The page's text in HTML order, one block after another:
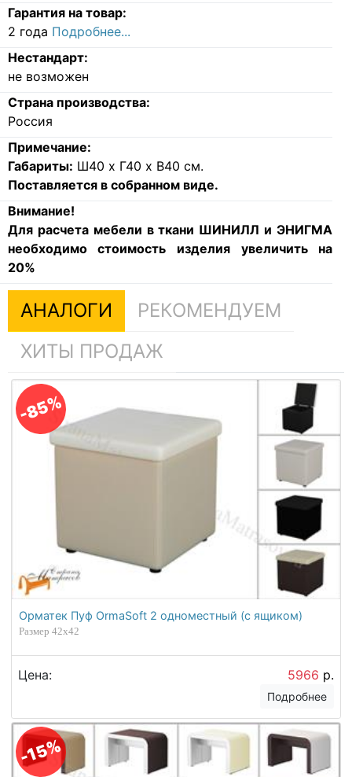
Гарантия на товар:
2 года Подробнее...
Нестандарт:
не возможен
Страна производства:
Россия
Примечание:
Габариты: Ш40 х Г40 х В40 см.
Поставляется в собранном виде.
Внимание!
Для расчета мебели в ткани ШИНИЛЛ и ЭНИГМА
необходимо стоимость изделия увеличить на
20%
АНАЛОГИ
РЕКОМЕНДУЕМ
ХИТЫ ПРОДАЖ
-85%
Орматек Пуф OrmaSoft 2 одноместный (с ящиком)
Размер 42х42
Цена: 5966 р.
Подробнее
-15%